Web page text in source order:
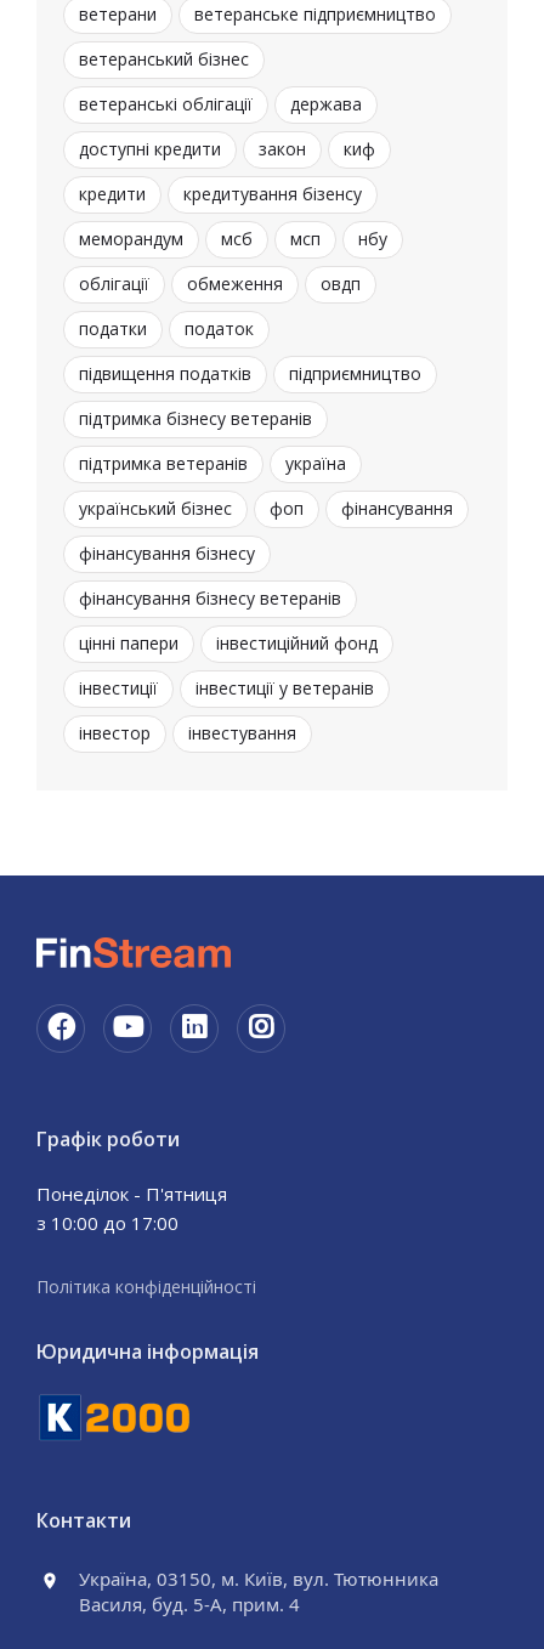
ветерани
ветеранське підприємництво
ветеранський бізнес
ветеранські облігації
держава
доступні кредити
закон
киф
кредити
кредитування бізенсу
меморандум
мсб мсп
нбу
облігації
обмеження
овдп
податки
податок
підвищення податків
підприємництво
підтримка бізнесу ветеранів
підтримка ветеранів
україна
український бізнес
фоп
фінансування
фінансування бізнесу
фінансування бізнесу ветеранів
цінні папери
інвестиційний фонд
інвестиції
інвестиції у ветеранів
інвестор
інвестування
Графік роботи
Понеділок - П'ятниця
з 10:00 до 17:00
Політика конфіденційності
Юридична інформація
Контакти
Україна, 03150, м. Київ, вул. Тютюнника
Василя, буд. 5-А, прим. 4